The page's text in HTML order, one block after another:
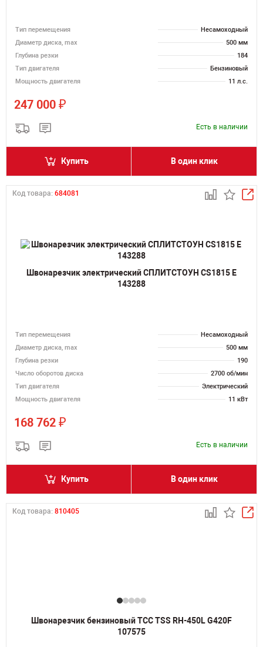
Тип перемещения
Несамоходный
Диаметр диска, max
500 мм
Глубина резки
184
Тип двигателя
Бензиновый
Мощность двигателя
11 л.с.
247 000 ₽
Есть в наличии
Купить В один клик
Код товара: 684081
Швонарезчик электрический СПЛИТСТОУН CS1815 E
143288
Тип перемещения
Несамоходный
Диаметр диска, max
500 мм
Глубина резки
190
Число оборотов диска
2700 об/мин
Тип двигателя
Электрический
Мощность двигателя
11 кВт
168 762 ₽
Есть в наличии
Купить В один клик
Код товара: 810405
Швонарезчик бензиновый ТСС TSS RH-450L G420F
107575